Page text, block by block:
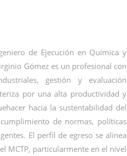
de Ejecución en Química y
Gómez es un profesional con
gestión y evaluación
por una alta productividad y
hacia la sustentabilidad del
de normas, políticas
El perfil de egreso se alinea
MCTP, particularmente en el nivel